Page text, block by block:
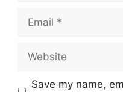
Save my name,